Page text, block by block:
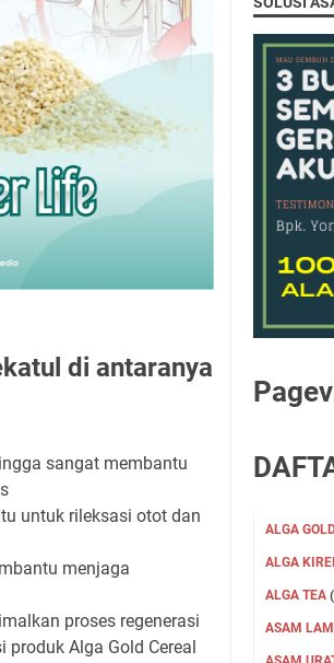
di antaranya
sangat membantu
untuk rileksasi otot dan
menjaga
proses regenerasi
Alga Gold Cereal
ALGA
ALGA KIREI
ALGA TEA
ASAM